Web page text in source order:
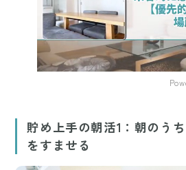
貯め上手の朝活1：朝のう
をすませる